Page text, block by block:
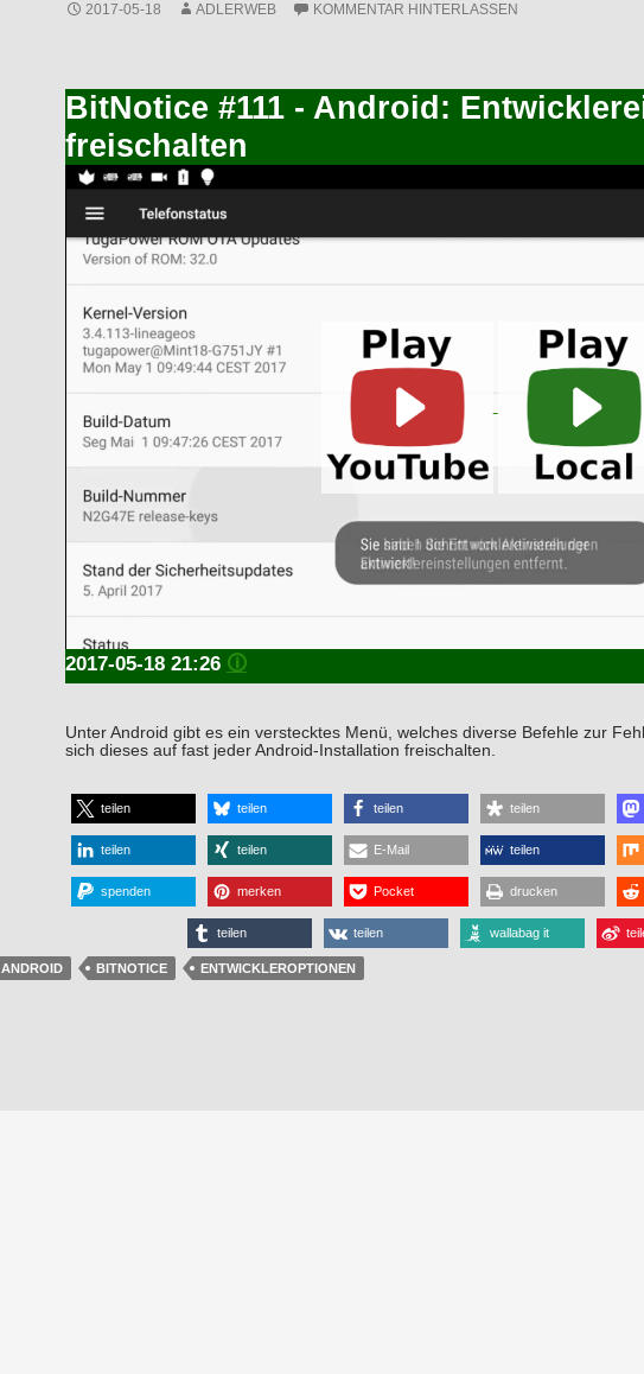
2017-05-18 ADLERWEB KOMMENTAR HINTERLASSEN
BitNotice #111 - Android:
freischalten
2017-05-18 21:26 🛈
Unter Android gibt es ein verstecktes Menü, welches diverse Befehle zur
sich dieses auf fast jeder Android-Installation freischalten.
teilen teilen teilen teilen
teilen teilen E-Mail teilen
spenden merken Pocket drucken
teilen teilen wallabag it
ANDROID BITNOTICE ENTWICKLEROPTIONEN